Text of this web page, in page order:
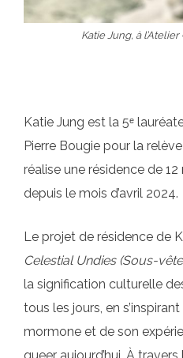
Katie Jung, à
Katie Jung est la 5ᵉ
Pierre Bougie pour la
réalise une résidence de 12
depuis le mois d’avril 2024.
Le projet de résidence de
Celestial Undies (Sous-
la signification culturelle
tous les jours, en
mormone et de son